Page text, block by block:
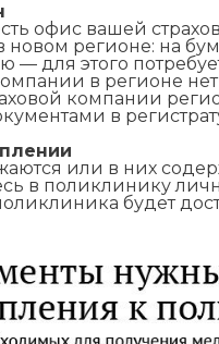
офис вашей
новом регионе: на
для этого
в регионе
компании
в
или в них
в поликлинику
будет